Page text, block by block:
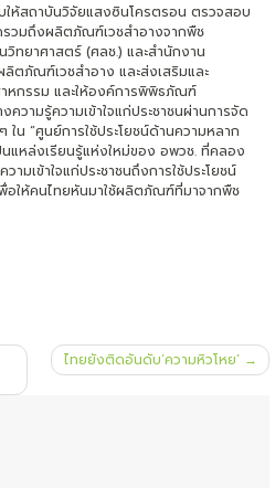
ให้สถาบันวิจัยแสงซินโครตรอน ตรวจสอบ
วมถึงผลิตภัณฑ์เวชสำอางจากพืช
ทยาศาสตร์ (ศลช.) และสำนักงาน
ภัณฑ์เวชสำอาง และส่งเสริมและ
หกรรม และให้องค์การพิพิธภัณฑ์
วามรู้ความเข้าใจแก่ประชาชนผ่านการจัด
น “ศูนย์การใช้ประโยชน์ด้านความหลาก
แหล่งเรียนรู้แห่งใหม่ของ อพวช. ที่คลอง
มเข้าใจแก่ประชาชนถึงการใช้ประโยชน์
อให้คนไทยหันมาใช้ผลิตภัณฑ์ที่มาจากพืช
ไทยยังติดอันดับ’ความหิวโหย’